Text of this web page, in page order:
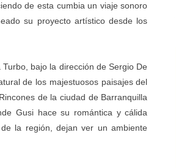
de esta cumbia un viaje sonoro
su proyecto artístico desde los
bajo la dirección de Sergio De
de los majestuosos paisajes del
de la ciudad de Barranquilla
Gusi hace su romántica y cálida
la región, dejan ver un ambiente